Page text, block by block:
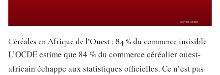
Céréales en Afrique de l’Ouest : 84 % du commerce invisible
L’OCDE estime que 84 % du commerce céréalier ouest-
africain échappe aux statistiques officielles. Ce n’est pas